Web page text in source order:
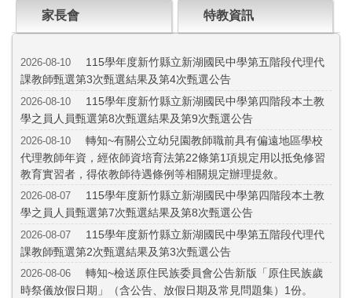
家長會 特教資訊
2026-08-10
115學年度新竹縣立新湖國民中學第五階段代理代
課教師甄選第3次甄選結果及第4次甄選公告
2026-08-10
115學年度新竹縣立新湖國民中學第四階段本土教
學之員人員甄選第8次甄選結果及第9次甄選公告
2026-08-10
轉知~有關公立幼兒園教師職前具有偏遠地區學校
代理教師年資，經依師資培育法第22條第1項規定用以抵免修習
教育實習者，得依教師待遇條例等相關規定辦理提敘。
2026-08-07
115學年度新竹縣立新湖國民中學第四階段本土教
學之員人員甄選第7次甄選結果及第8次甄選公告
2026-08-07
115學年度新竹縣立新湖國民中學第五階段代理代
課教師甄選第2次甄選結果及第3次甄選公告
2026-08-06
轉知~檢送原住民族委員會公告新版「原住民族歲
時祭儀放假日期」（含公告、放假日期及常見問題集）1份。